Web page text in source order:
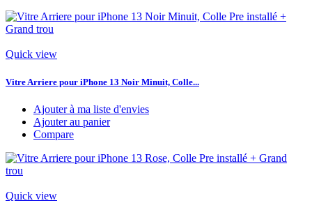
Quick view
Vitre Arriere pour iPhone 13 Noir Minuit, Colle...
Ajouter à ma liste d'envies
Ajouter au panier
Compare
Quick view